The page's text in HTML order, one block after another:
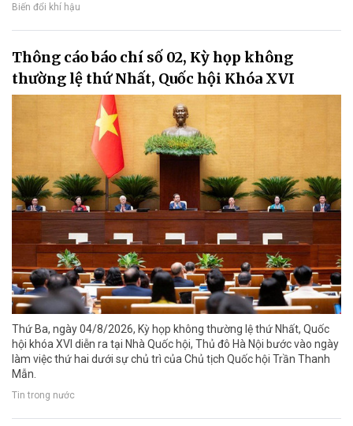
Biến đổi khí hậu
Thông cáo báo chí số 02, Kỳ họp không
thường lệ thứ Nhất, Quốc hội Khóa XVI
Thứ Ba, ngày 04/8/2026, Kỳ họp không thường lệ thứ Nhất, Quốc
hội khóa XVI diễn ra tại Nhà Quốc hội, Thủ đô Hà Nội bước vào ngày
làm việc thứ hai dưới sự chủ trì của Chủ tịch Quốc hội Trần Thanh
Mẫn.
Tin trong nước